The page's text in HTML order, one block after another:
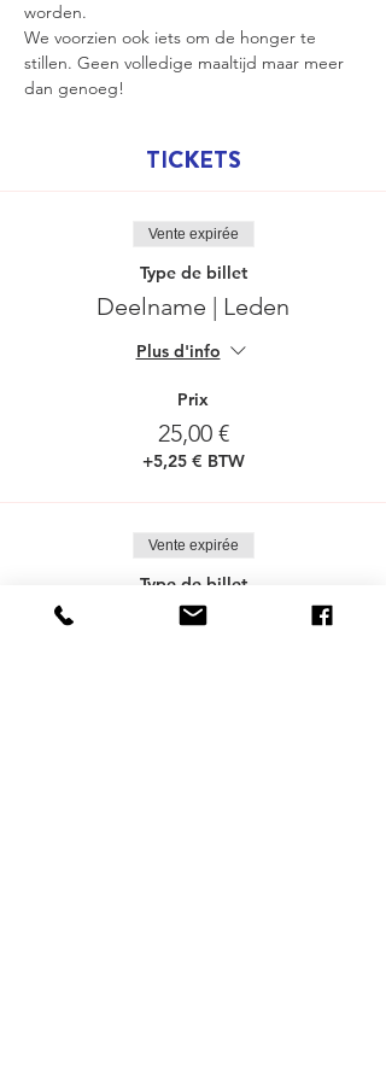
worden.
We voorzien ook iets om de honger te
stillen. Geen volledige maaltijd maar meer
dan genoeg!
TICKETS
Vente expirée
Type de billet
Deelname | Leden
Plus d'info
Prix
25,00 €
+5,25 € BTW
Vente expirée
Type de billet
Deelname | Geen lid